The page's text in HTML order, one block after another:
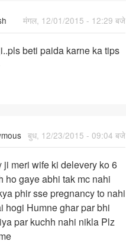
मंगल, 12/01/2015 - 12:29 बजे
beti paida karne ka tips
बुध, 12/23/2015 - 09:04 बजे
ji meri wife ki delevery ko 6
ho gaye abhi tak mc nahi
phir sse pregnancy to nahi
hogi Humne ghar par bhi
par kuchh nahi nikla Plz